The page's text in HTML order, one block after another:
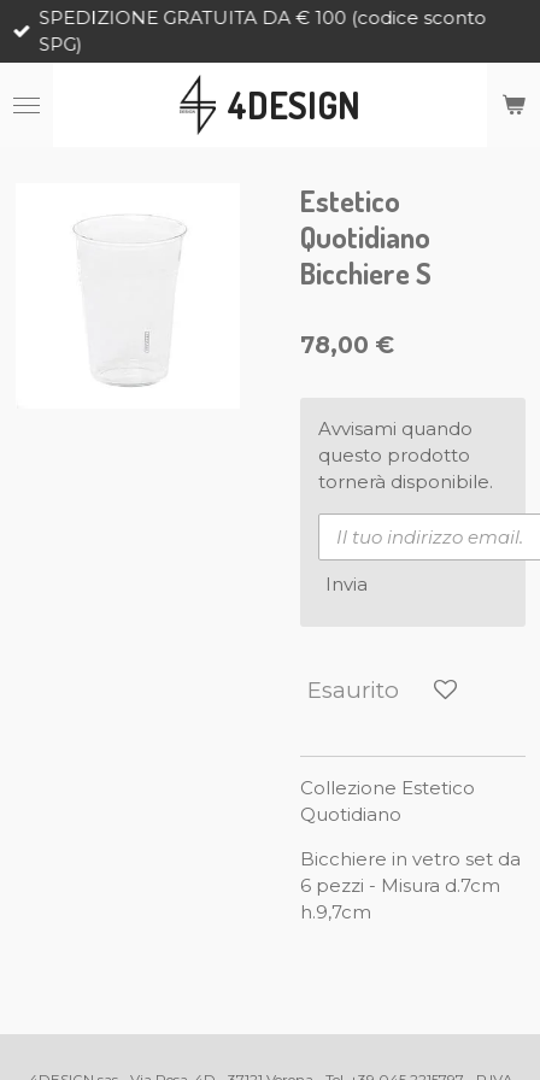
Vai
principale
4DESIGN
SPEDIZIONE GRATUITA DA € 100 (codice sconto
SPG)
Estetico
Quotidiano
Bicchiere S
78,00 €
Avvisami quando
questo prodotto
tornerà disponibile.
Invia
Esaurito
Collezione Estetico
Quotidiano
Bicchiere in vetro set da
6 pezzi - Misura d.7cm
h.9,7cm